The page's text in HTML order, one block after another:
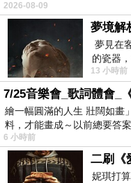
橘X藍的撞色調外
帶有搶眼的視覺風
2026-08-09
夢境解
夢見在
的瓷器
一頂棒
13 小時前
7/25音樂會_歌詞體會_
繪一幅圓滿的人生 壯闊如畫
料，才能畫成～以前總要答
在教
6 小時前
妮琪打